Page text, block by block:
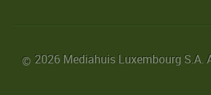
© 2026 Mediahuis Luxembourg S.A.